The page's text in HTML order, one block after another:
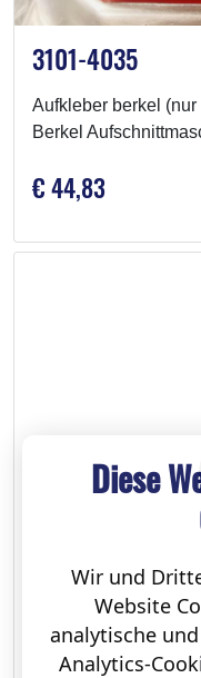
3101-4035
Aufkleber berkel
Berkel
€ 44,83
Diese
Wir und
Website
analytische
Analytics-